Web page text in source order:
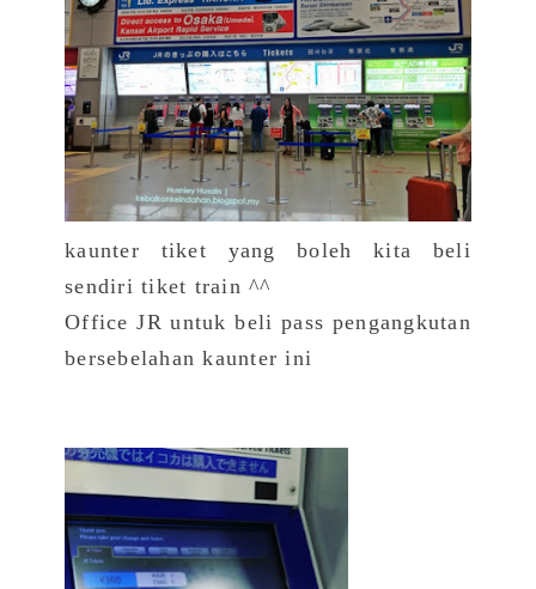
kaunter tiket yang boleh kita beli
sendiri tiket train ^^
Office JR untuk beli pass pengangkutan
bersebelahan kaunter ini